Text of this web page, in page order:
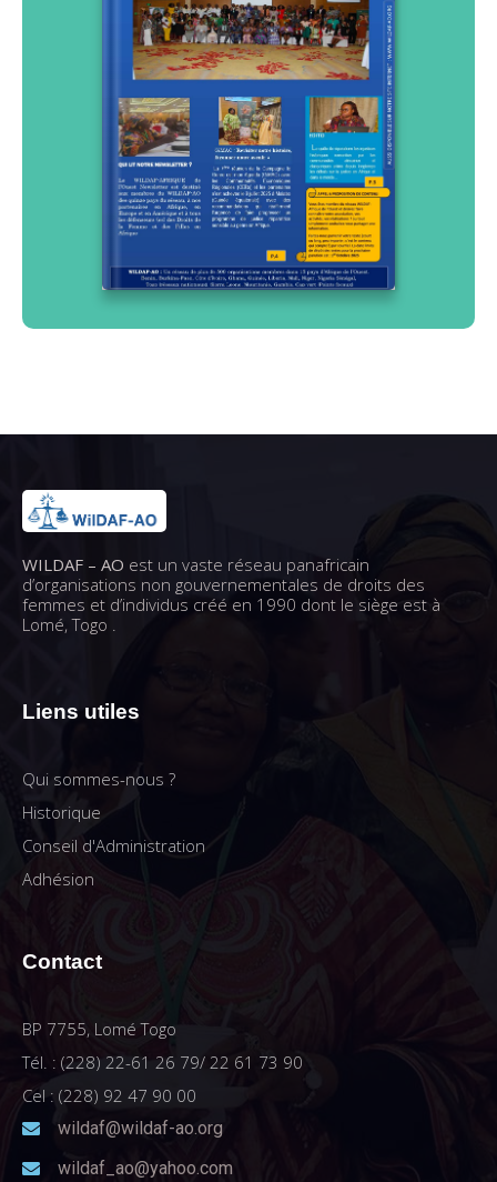
WILDAF – AO est un vaste réseau panafricain
d’organisations non gouvernementales de droits des
femmes et d’individus créé en 1990 dont le siège est à
Lomé, Togo .
Liens utiles
Qui sommes-nous ?
Historique
Conseil d'Administration
Adhésion
Contact
BP 7755, Lomé Togo
Tél. : (228) 22-61 26 79/ 22 61 73 90
Cel : (228) 92 47 90 00
wildaf@wildaf-ao.org
wildaf_ao@yahoo.com